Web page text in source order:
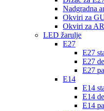
Nadgradna
Okviri za
Okviri za
LED žarulje
E27
E27
E27
E27
E14
E14
E14
E14